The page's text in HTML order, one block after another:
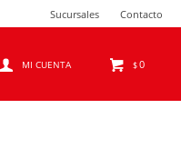
$0
Sucursales Contacto